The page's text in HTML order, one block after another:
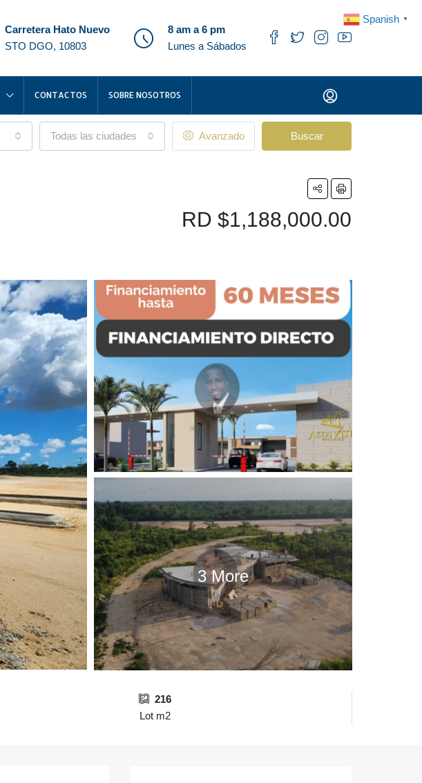
Carretera Hato Nuevo
STO DGO, 10803
8 am a 6 pm
Lunes a Sábados
CONTACTOS SOBRE NOSOTROS
Todas las ciudades Avanzado Buscar
RD $1,188,000.00
3 More
216
Lot m2
Spanish ▼